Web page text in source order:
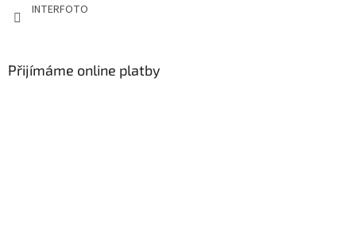
INTERFOTO
Přijímáme online platby